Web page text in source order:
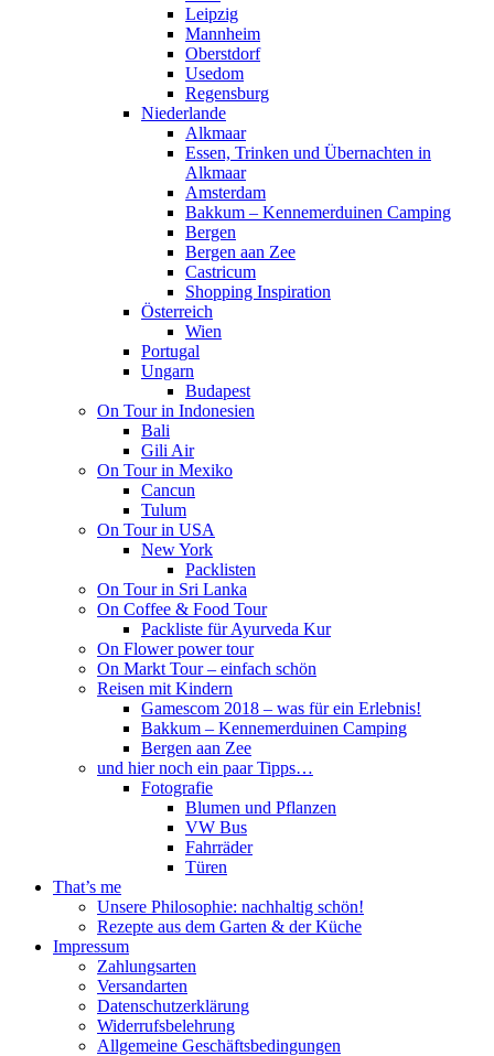
Leipzig
Mannheim
Oberstdorf
Usedom
Regensburg
Niederlande
Alkmaar
Essen, Trinken und Übernachten in
Alkmaar
Amsterdam
Bakkum – Kennemerduinen Camping
Bergen
Bergen aan Zee
Castricum
Shopping Inspiration
Österreich
Wien
Portugal
Ungarn
Budapest
On Tour in Indonesien
Bali
Gili Air
On Tour in Mexiko
Cancun
Tulum
On Tour in USA
New York
Packlisten
On Tour in Sri Lanka
On Coffee & Food Tour
Packliste für Ayurveda Kur
On Flower power tour
On Markt Tour – einfach schön
Reisen mit Kindern
Gamescom 2018 – was für ein Erlebnis!
Bakkum – Kennemerduinen Camping
Bergen aan Zee
und hier noch ein paar Tipps…
Fotografie
Blumen und Pflanzen
VW Bus
Fahrräder
Türen
That’s me
Unsere Philosophie: nachhaltig schön!
Rezepte aus dem Garten & der Küche
Impressum
Zahlungsarten
Versandarten
Datenschutzerklärung
Widerrufsbelehrung
Allgemeine Geschäftsbedingungen